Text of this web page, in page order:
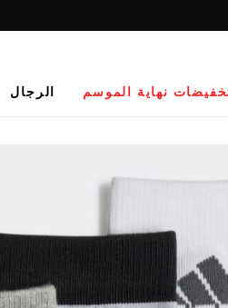
نهاية الموسم الرجال